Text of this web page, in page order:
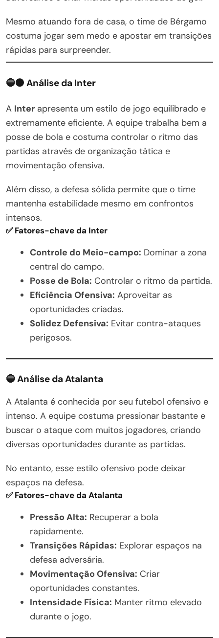
Mesmo atuando fora de casa, o time de Bérgamo
costuma jogar sem medo e apostar em transições
rápidas para surpreender.
🔵⚫ Análise da Inter
A Inter apresenta um estilo de jogo equilibrado e
extremamente eficiente. A equipe trabalha bem a
posse de bola e costuma controlar o ritmo das
partidas através de organização tática e
movimentação ofensiva.
Além disso, a defesa sólida permite que o time
mantenha estabilidade mesmo em confrontos
intensos.
✅ Fatores-chave da Inter
Controle do Meio-campo: Dominar a zona
central do campo.
Posse de Bola: Controlar o ritmo da partida.
Eficiência Ofensiva: Aproveitar as
oportunidades criadas.
Solidez Defensiva: Evitar contra-ataques
perigosos.
🔵 Análise da Atalanta
A Atalanta é conhecida por seu futebol ofensivo e
intenso. A equipe costuma pressionar bastante e
buscar o ataque com muitos jogadores, criando
diversas oportunidades durante as partidas.
No entanto, esse estilo ofensivo pode deixar
espaços na defesa.
✅ Fatores-chave da Atalanta
Pressão Alta: Recuperar a bola
rapidamente.
Transições Rápidas: Explorar espaços na
defesa adversária.
Movimentação Ofensiva: Criar
oportunidades constantes.
Intensidade Física: Manter ritmo elevado
durante o jogo.